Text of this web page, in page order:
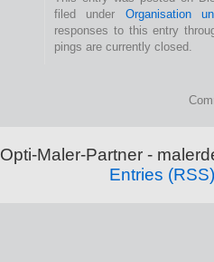
filed under Organisation
responses to this entry
pings are currently closed.
Opti-Maler-Partner -
Entries (RSS)